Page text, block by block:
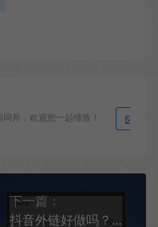
舟，欢迎您一起缔造！
下一篇：
抖音外链好做吗？抖音智慧外链系统哪里有？